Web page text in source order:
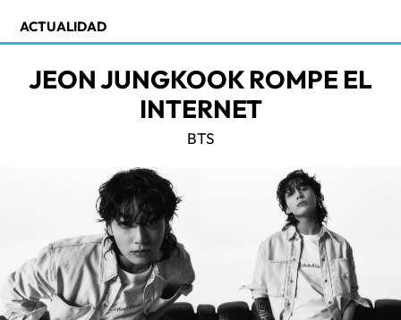
ACTUALIDAD
JEON JUNGKOOK ROMPE EL
INTERNET
BTS